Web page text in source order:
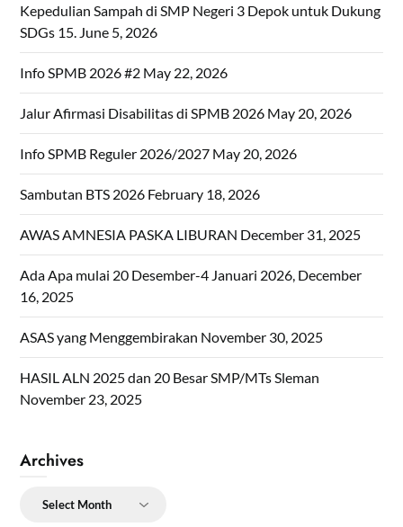
Kepedulian Sampah di SMP Negeri 3 Depok untuk Dukung
SDGs 15. June 5, 2026
Info SPMB 2026 #2 May 22, 2026
Jalur Afirmasi Disabilitas di SPMB 2026 May 20, 2026
Info SPMB Reguler 2026/2027 May 20, 2026
Sambutan BTS 2026 February 18, 2026
AWAS AMNESIA PASKA LIBURAN December 31, 2025
Ada Apa mulai 20 Desember-4 Januari 2026, December
16, 2025
ASAS yang Menggembirakan November 30, 2025
HASIL ALN 2025 dan 20 Besar SMP/MTs Sleman
November 23, 2025
Archives